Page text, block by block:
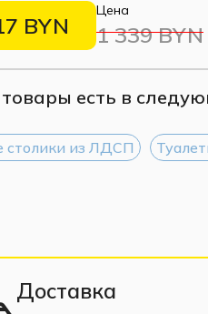
Цена
1 339 BYN
BYN
есть в
столики из ЛДСП
Доставка